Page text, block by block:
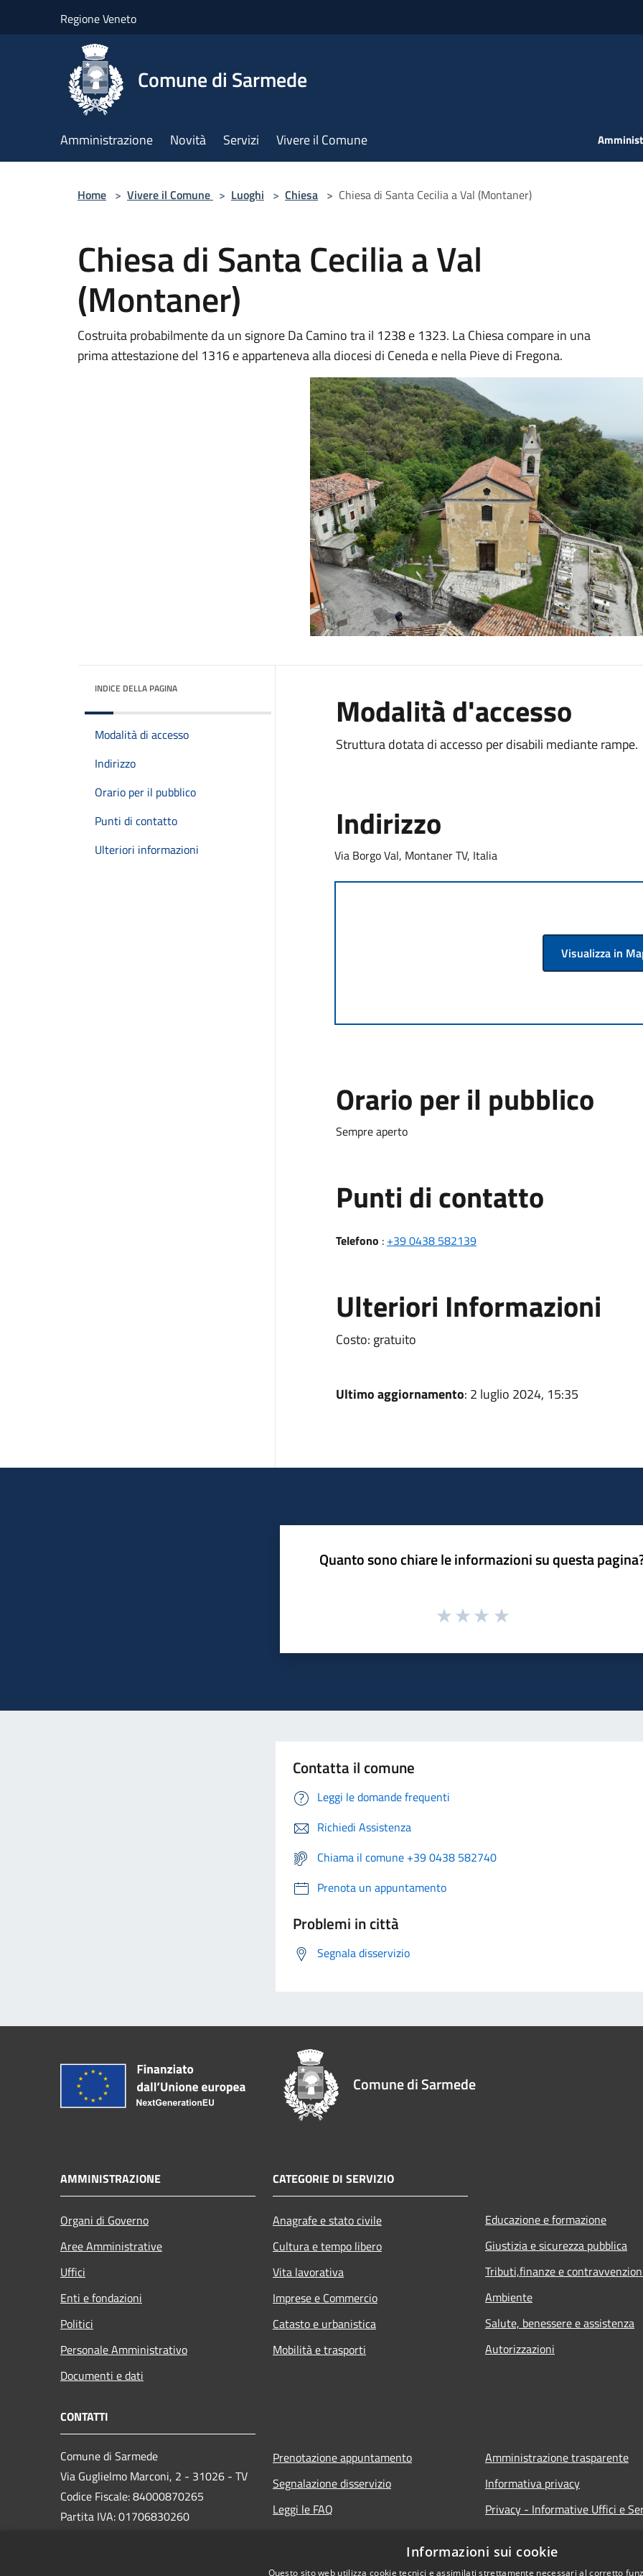
Regione Veneto
Comune di Sarmede
Amministrazione Novità Servizi Vivere il Comune
Home > Vivere il Comune > Luoghi > Chiesa > Chiesa di Santa Cecilia a Val (Montaner)
Chiesa di Santa Cecilia a Val
(Montaner)
Costruita probabilmente da un signore Da Camino tra il 1238 e 1323. La Chiesa compare in una
prima attestazione del 1316 e apparteneva alla diocesi di Ceneda e nella Pieve di Fregona.
INDICE DELLA PAGINA
Modalità di accesso
Indirizzo
Orario per il pubblico
Punti di contatto
Ulteriori informazioni
Modalità d'accesso
Struttura dotata di accesso per disabili mediante rampe.
Indirizzo
Via Borgo Val, Montaner TV, Italia
Visualizza in
Orario per il pubblico
Sempre aperto
Punti di contatto
Telefono : +39 0438 582139
Ulteriori Informazioni
Costo: gratuito
Ultimo aggiornamento: 2 luglio 2024, 15:35
Quanto sono chiare le informazioni su questa
Contatta il comune
Leggi le domande frequenti
Richiedi Assistenza
Chiama il comune +39 0438 582740
Prenota un appuntamento
Problemi in città
Segnala disservizio
Comune di Sarmede
AMMINISTRAZIONE
Organi di Governo
Aree Amministrative
Uffici
Enti e fondazioni
Politici
Personale Amministrativo
Documenti e dati
CATEGORIE DI SERVIZIO
Anagrafe e stato civile
Cultura e tempo libero
Vita lavorativa
Imprese e Commercio
Catasto e urbanistica
Mobilità e trasporti
Educazione e formazione
Giustizia e sicurezza pubblica
Tributi,finanze e
Ambiente
Salute, benessere e assistenza
Autorizzazioni
CONTATTI
Comune di Sarmede
Via Guglielmo Marconi, 2 - 31026 - TV
Codice Fiscale: 84000870265
Partita IVA: 01706830260
Prenotazione appuntamento
Segnalazione disservizio
Leggi le FAQ
Amministrazione trasparente
Informativa privacy
Privacy - Informative Uffici e
Dichiarazione di accessibilità
Informazioni sui cookie
Questo sito web utilizza cookie tecnici e assimilati strettamente necessari al corretto